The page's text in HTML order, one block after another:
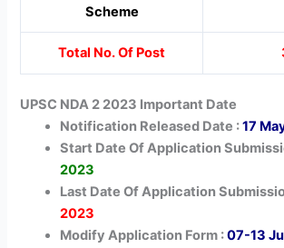
Scheme
Total No. Of Post
UPSC NDA 2 2023 Important Date
Notification Released Date :17
Start Date Of Application
2023
Last Date Of Application
2023
Modify Application Form :07-13